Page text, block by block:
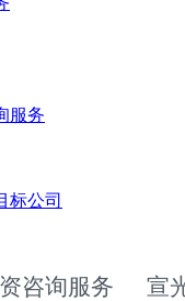
服务
标公司
服务 宣光省